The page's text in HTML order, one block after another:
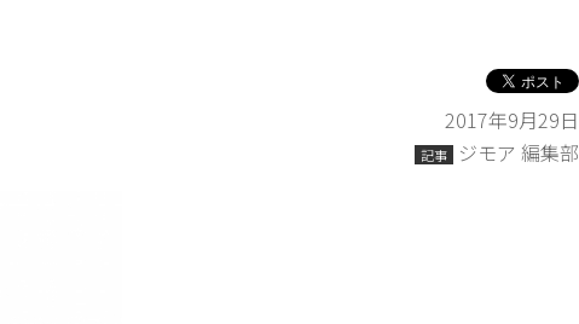
2017年9月29日
記事 ジモア 編集部